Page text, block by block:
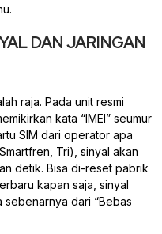
DAN JARINGAN
raja. Pada unit resmi
kata “IMEI” seumur
SIM dari operator apa
Tri), sinyal akan
detik. Bisa di-reset pabrik
kapan saja, sinyal
sebenarnya dari “Bebas